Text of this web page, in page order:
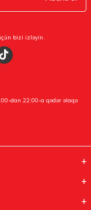
bizi izləyin.
dan 22:00-a qədər əlaqə